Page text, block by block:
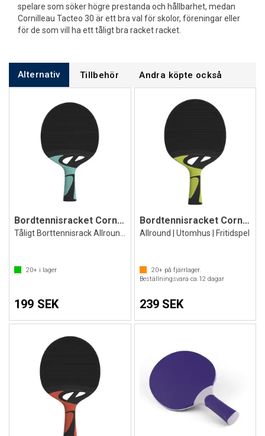
spelare som söker högre prestanda och hållbarhet, medan
Cornilleau Tacteo 30 är ett bra val för skolor, föreningar eller
för de som vill ha ett tåligt bra racket racket.
Alternativ Tillbehör Andra köpte också
Bordtennisracket Cornilleau Tacteo 30
20+ i lager
199 SEK
Bordtennisracket Cornilleau Tacteo 50
Allround | Utomhus | Fritidspel
20+på fjärrlager.
Beställningsvara ca.12dagar
239 SEK